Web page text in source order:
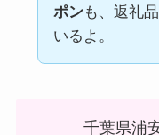
ポンも、返礼
いるよ。
千葉県浦